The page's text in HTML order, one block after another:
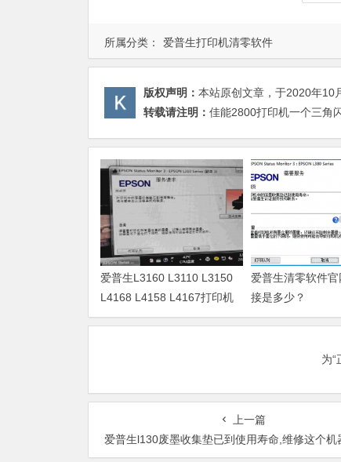
所属分类： 爱普生打印机清零软件
版权声明： 本站原创文章，于2020年10
转载请注明： 佳能2800打印机一个三角
爱普生L3160 L3110 L3150
L4168 L4158 L4167打印机
废墨清零软件
爱普生清零软件
接是多少？
为“
上一篇
爱普生l130废墨收集垫已到使用寿命,维修这个机器需要哪些